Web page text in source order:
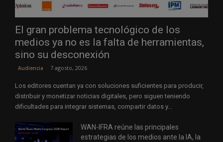
El gran problema tecnológico de los
medios ya no es la falta de herramientas,
sino su desconexión
Audiencia 7 agosto, 2026
Los editores cuentan ya con soluciones suficientes para producir,
distribuir y monetizar noticias digitales, pero siguen teniendo
dificultades para integrar sistemas, compartir datos y...
WAN-IFRA reúne las principales
estrategias de los medios ante la IA, la